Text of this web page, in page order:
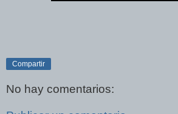
Compartir
No hay comentarios: